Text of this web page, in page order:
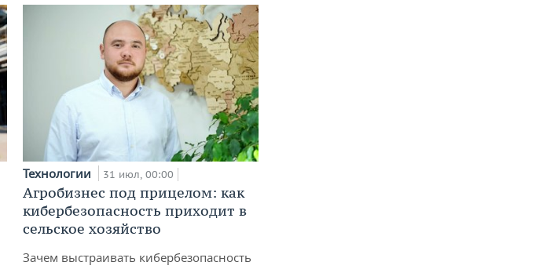
Технологии 31 июл, 00:00
Агробизнес под прицелом: как
кибербезопасность приходит в
сельское хозяйство
Зачем выстраивать кибербезопасность